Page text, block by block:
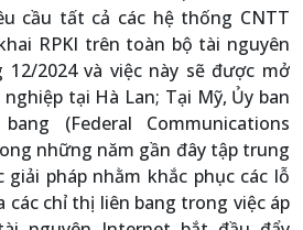
cầu tất cả các hệ thống CNTT
RPKI trên toàn bộ tài nguyên
2024 và việc này sẽ được mở
tại Hà Lan; Tại Mỹ, Ủy ban
(Federal Communications
những năm gần đây tập trung
pháp nhằm khắc phục các lỗ
các chỉ thị liên bang trong việc áp